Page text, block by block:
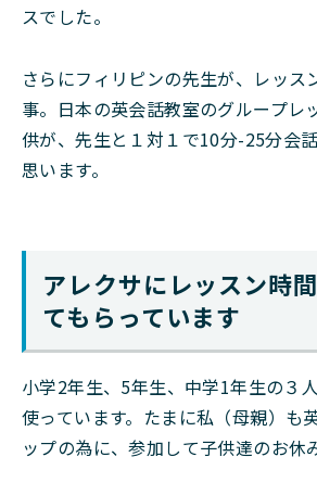
スでした。
さらにフィリピンの先生が、レッス
事。日本の英会話教室のグループレ
供が、先生と１対１で10分-25分会
思います。
アレクサにレッスン時
てもらっています
小学2年生、5年生、中学1年生の３
使っています。たまに私（母親）も
ップの為に、参加して子供達のお休